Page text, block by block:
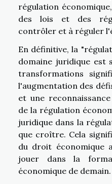
régulation
des lois et des
contrôler et à réguler
En définitive, la
domaine juridique est
transformations
l'augmentation des
et une
de la régulation
juridique dans la
que croître. Cela
du droit économique
jouer dans la
économique de demain.